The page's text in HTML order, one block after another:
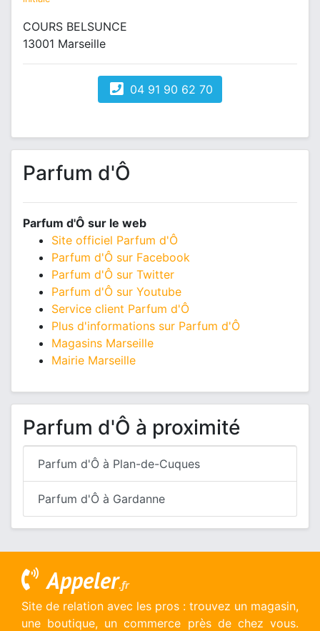
COURS BELSUNCE
13001 Marseille
04 91 90 62 70
Parfum d'Ô
Parfum d'Ô sur le web
Site officiel Parfum d'Ô
Parfum d'Ô sur Facebook
Parfum d'Ô sur Twitter
Parfum d'Ô sur Youtube
Service client Parfum d'Ô
Plus d'informations sur Parfum d'Ô
Magasins Marseille
Mairie Marseille
Parfum d'Ô à proximité
Parfum d'Ô à Plan-de-Cuques
Parfum d'Ô à Gardanne
Appeler.fr
Site de relation avec les pros : trouvez un magasin,
une boutique, un commerce près de chez vous.